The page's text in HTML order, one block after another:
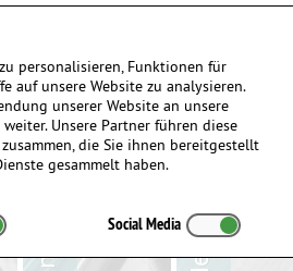
personalisieren, Funktionen für
auf unsere Website zu analysieren.
unserer Website an unsere
Unsere Partner führen diese
die Sie ihnen bereitgestellt
gesammelt haben.
Social Media